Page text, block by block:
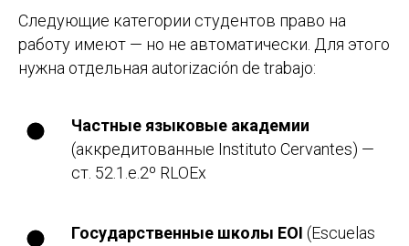
Следующие категории студентов право на
работу имеют — но не автоматически. Для этого
нужна отдельная autorización de trabajo:
Частные языковые академии
(аккредитованные Instituto Cervantes) —
ст. 52.1.e.2º RLOEx
Государственные школы EOI (Escuelas